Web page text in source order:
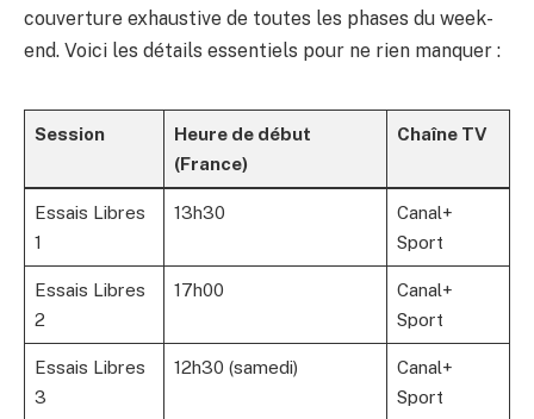
couverture exhaustive de toutes les phases du week-
end. Voici les détails essentiels pour ne rien manquer :
Session
Heure de début
(France)
Chaîne TV
Essais Libres
1
13h30
Canal+
Sport
Essais Libres
2
17h00
Canal+
Sport
Essais Libres
3
12h30 (samedi)
Canal+
Sport